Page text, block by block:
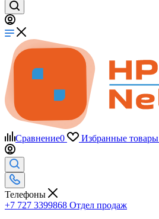
Сравнение0 Избранные товары
Телефоны
+7 727 3399868 Отдел продаж